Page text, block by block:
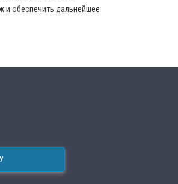
и обеспечить дальнейшее